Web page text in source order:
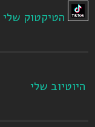
הטיקטוק שלי
היוטיוב שלי